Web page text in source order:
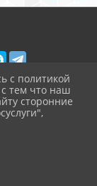
с политикой
тем что наш
сторонние